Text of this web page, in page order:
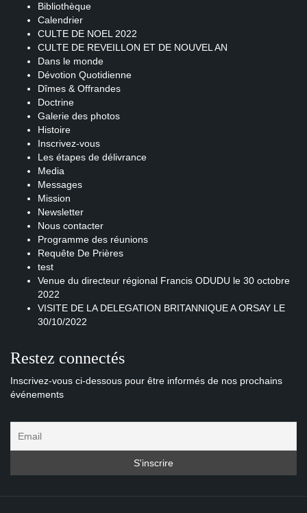
Bibliothèque
Calendrier
CULTE DE NOEL 2022
CULTE DE REVEILLON ET DE NOUVEL AN
Dans le monde
Dévotion Quotidienne
Dîmes & Offrandes
Doctrine
Galerie des photos
Histoire
Inscrivez-vous
Les étapes de délivrance
Media
Messages
Mission
Newsletter
Nous contacter
Programme des réunions
Requête De Prières
test
Venue du directeur régional Francis ODUDU le 30 octobre
2022
VISITE DE LA DELEGATION BRITANNIQUE A ORSAY LE
30/10/2022
Restez connectés
Inscrivez-vous ci-dessous pour être informés de nos prochains
événements